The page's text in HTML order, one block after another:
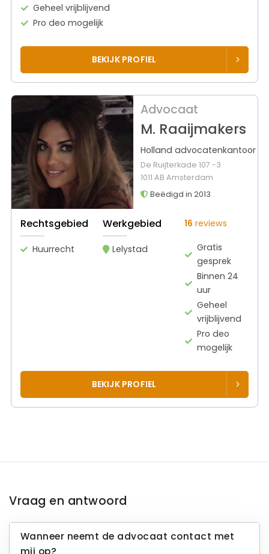
Geheel vrijblijvend
Pro deo mogelijk
BEKIJK PROFIEL
Advocaat
M. Raaijmakers
Holland advocatenkantoor
De Ruijterkade 107 -3
1011 AB Amsterdam
Beëdigd in 2013
Rechtsgebied
Huurrecht
Werkgebied
Lelystad
16 reviews
Gratis
gesprek
Binnen 24
uur
Geheel
vrijblijvend
Pro deo
mogelijk
BEKIJK PROFIEL
Vraag en antwoord
Wanneer neemt de advocaat contact met